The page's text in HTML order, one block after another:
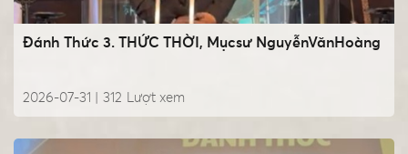
Đánh Thức 3. THỨC THỜI, Mụcsư NguyễnVănHoàng
2026-07-31 | Lượt xem
312